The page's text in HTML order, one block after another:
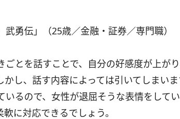
勇伝」（25歳／金融・証券／専門職）
とを話すことで、自分の好感度が上が
し、話す内容によっては引いてしまい
るので、女性が退屈そうな表情をして
に対応できるでしょう。